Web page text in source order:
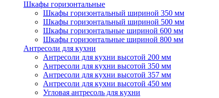
Шкафы горизонтальные
Шкафы горизонтальный шириной 350 мм
Шкафы горизонтальный шириной 500 мм
Шкафы горизонтальные шириной 600 мм
Шкафы горизонтальные шириной 800 мм
Антресоли для кухни
Антресоли для кухни высотой 200 мм
Антресоли для кухни высотой 350 мм
Антресоли для кухни высотой 357 мм
Антресоли для кухни высотой 450 мм
Угловая антресоль для кухни